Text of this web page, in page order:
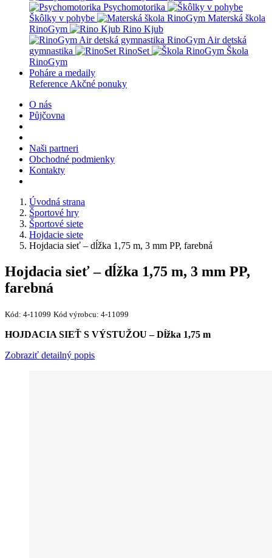
Psychomotorika
Škôlky v pohybe
Materská škola
RinoGym
Rino Kjub
RinoGym Air detská
gymnastika
RinoSet
Škola
RinoGym
Poháre a medaily
Reference Akčné ponuky
O nás
Půjčovna
Naši partneri
Obchodné podmienky
Kontakty
Úvodná strana
Športové hry
Športové siete
Hojdacie siete
Hojdacia sieť – dĺžka 1,75 m, 3 mm PP, farebná
Hojdacia sieť – dĺžka 1,75 m, 3 mm PP,
farebná
Kód: 4-11099 Kód výrobcu: 4-11099
HOJDACIA SIEŤ S VÝSTUŽOU – Dĺžka 1,75 m
Zobraziť detailný popis